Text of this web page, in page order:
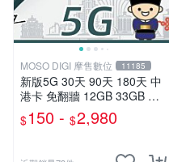
MOSO DIGI 摩售數位 11185
新版5G 30天 90天 180天 中
港卡 免翻牆 12GB 33GB 大
陸上網卡 大陸網卡 中國網卡
大陸網路卡 中國上網卡 4G聯
$150 - $2,980